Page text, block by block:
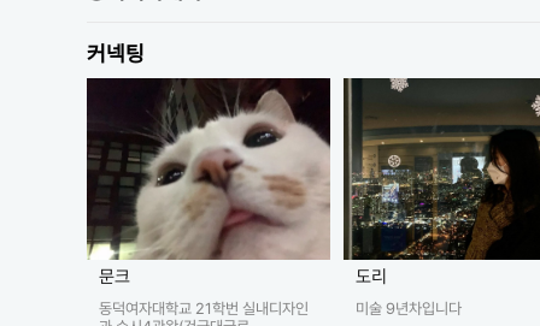
커넥팅
문크
동덕여자대학교 21학번 실내디자인
도리
미술 9년차입니다